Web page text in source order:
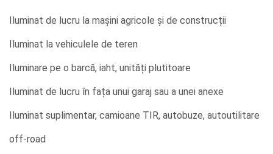
Iluminat de lucru la mașini agricole și de construcții
Iluminat la vehiculele de teren
Iluminare pe o barcă, iaht, unități plutitoare
Iluminat de lucru în fața unui garaj sau a unei anexe
Iluminat suplimentar, camioane TIR, autobuze, autoutilitare
off-road